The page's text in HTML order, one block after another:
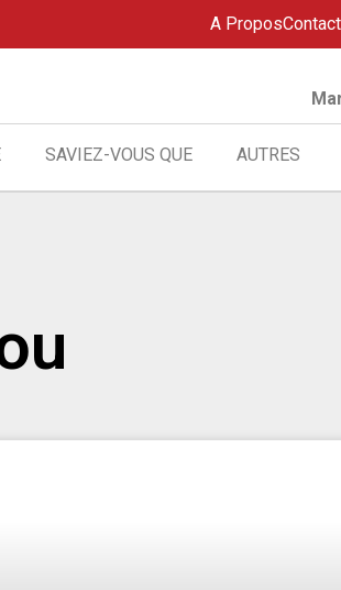
A ProposContact
SAVIEZ-VOUS QUE AUTRES